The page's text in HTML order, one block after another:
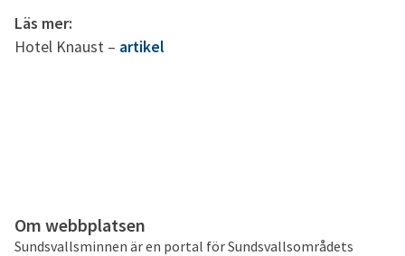
Läs mer:
Hotel Knaust – artikel
Om webbplatsen
Sundsvallsminnen är en portal för Sundsvallsområdets